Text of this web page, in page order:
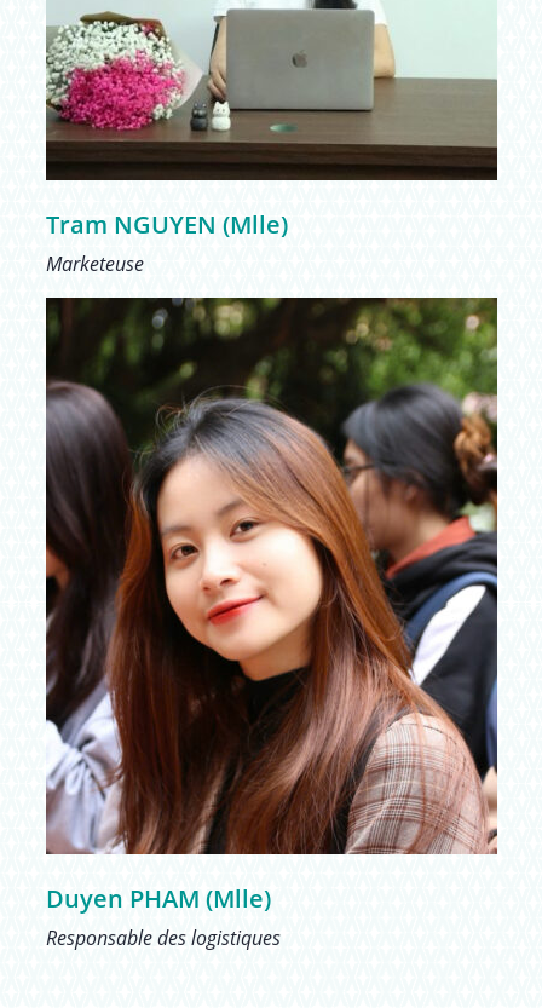
Tram NGUYEN (Mlle)
Marketeuse
Duyen PHAM (Mlle)
Responsable des logistiques